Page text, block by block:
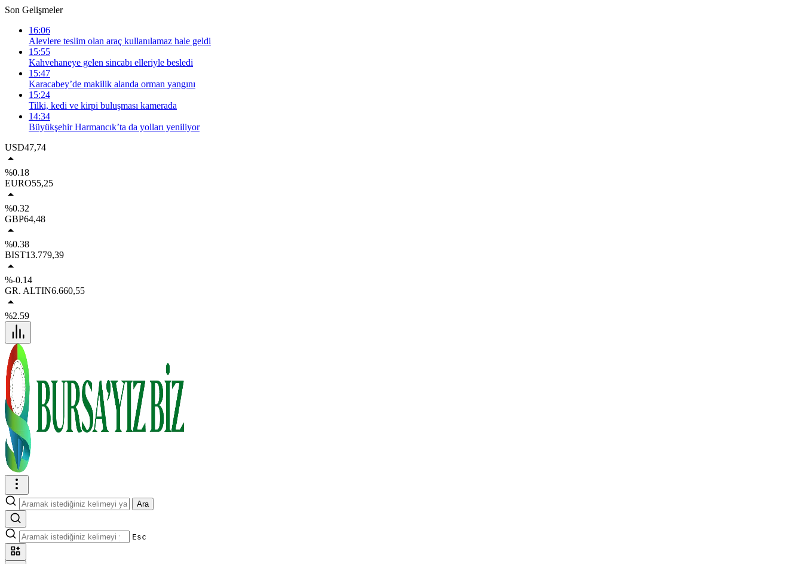
Son Gelişmeler
16:06
Alevlere teslim olan araç kullanılamaz hale geldi
15:55
Kahvehaneye gelen sincabı elleriyle besledi
15:47
Karacabey’de makilik alanda orman yangını
15:24
Tilki, kedi ve kirpi buluşması kamerada
14:34
Büyükşehir Harmancık’ta da yolları yeniliyor
USD47,74
%0.18
EURO55,25
%0.32
GBP64,48
%0.38
BIST13.779,39
%-0.14
GR. ALTIN6.660,55
%2.59
Ara
Esc